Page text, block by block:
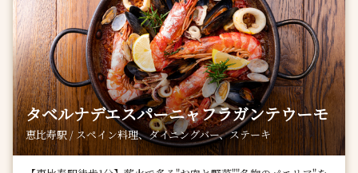
タベルナデエスパーニャフラガンテウーモ
恵比寿駅 / スペイン料理、ダイニングバー、ステーキ